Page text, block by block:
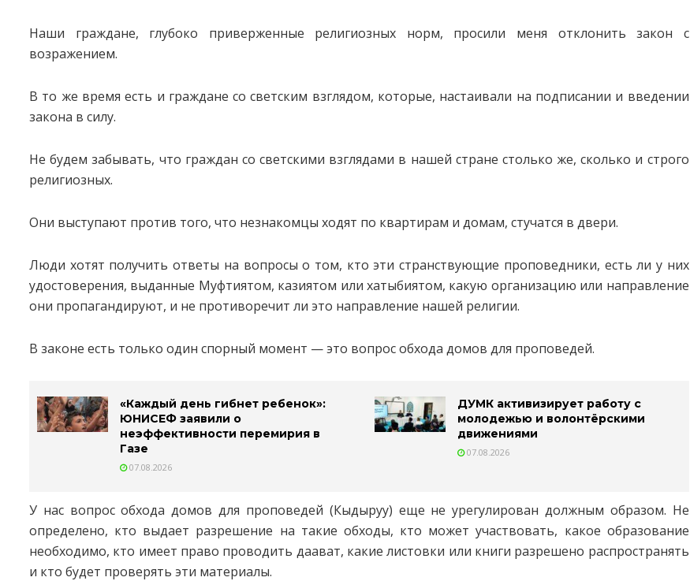
Наши граждане, глубоко приверженные религиозных норм, просили меня отклонить закон с
возражением.
В то же время есть и граждане со светским взглядом, которые, настаивали на подписании и введении
закона в силу.
Не будем забывать, что граждан со светскими взглядами в нашей стране столько же, сколько и строго
религиозных.
Они выступают против того, что незнакомцы ходят по квартирам и домам, стучатся в двери.
Люди хотят получить ответы на вопросы о том, кто эти странствующие проповедники, есть ли у них
удостоверения, выданные Муфтиятом, казиятом или хатыбиятом, какую организацию или направление
они пропагандируют, и не противоречит ли это направление нашей религии.
В законе есть только один спорный момент — это вопрос обхода домов для проповедей.
«Каждый день гибнет ребенок»:
ЮНИСЕФ заявили о
неэффективности перемирия в
Газе
07.08.2026
ДУМК активизирует работу с
молодежью и волонтёрскими
движениями
07.08.2026
У нас вопрос обхода домов для проповедей (Кыдыруу) еще не урегулирован должным образом. Не
определено, кто выдает разрешение на такие обходы, кто может участвовать, какое образование
необходимо, кто имеет право проводить даават, какие листовки или книги разрешено распространять
и кто будет проверять эти материалы.